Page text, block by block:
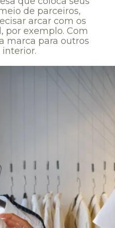
de parceiros,
arcar com os
por exemplo. Com
marca para outros
interior.